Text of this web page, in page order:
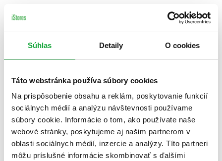
Súhlas Detaily O cookies
Táto webstránka používa súbory cookies
Na prispôsobenie obsahu a reklám, poskytovanie funkcií
sociálnych médií a analýzu návštevnosti používame
súbory cookie. Informácie o tom, ako používate naše
webové stránky, poskytujeme aj našim partnerom v
oblasti sociálnych médií, inzercie a analýzy. Títo partneri
môžu príslušné informácie skombinovať s ďalšími